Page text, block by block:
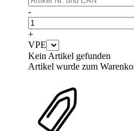
-
+
VPE
Kein Artikel gefunden
Artikel wurde zum